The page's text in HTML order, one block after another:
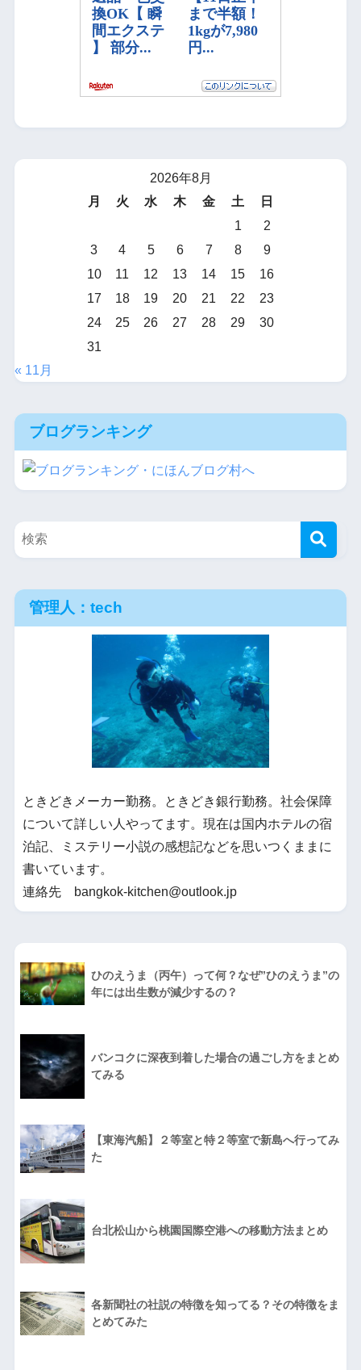
2026年8月
月
火 水 木 金 土
日
1
2
3
4 5 6 7 8
9
10
11 12 13 14 15
16
17
18 19 20 21 22
23
24
25 26 27 28 29
30
31
« 11月
ブログランキング
管理人：tech
ときどきメーカー勤務。ときどき銀行勤務。社会保障
について詳しい人やってます。現在は国内ホテルの宿
泊記、ミステリー小説の感想記などを思いつくままに
書いています。
連絡先 bangkok-kitchen@outlook.jp
ひのえうま（丙午）って何？なぜ”ひのえうま”の
年には出生数が減少するの？
バンコクに深夜到着した場合の過ごし方をまとめ
てみる
【東海汽船】２等室と特２等室で新島へ行ってみ
た
台北松山から桃園国際空港への移動方法まとめ
各新聞社の社説の特徴を知ってる？その特徴をま
とめてみた